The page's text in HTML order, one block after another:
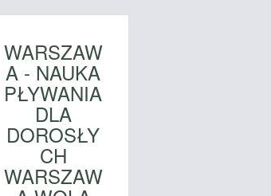
WARSZAW
A - NAUKA
PŁYWANIA
DLA
DOROSŁY
CH
WARSZAW